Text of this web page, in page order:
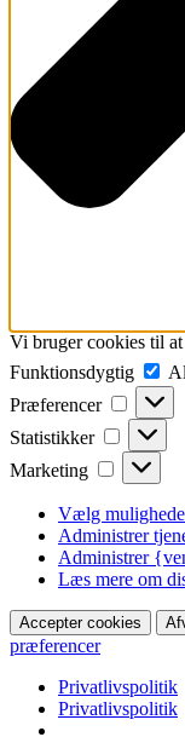
Vi bruger cookies til
Funktionsdygtig
Præferencer
Statistikker
Marketing
Vælg
Administrer
Administrer
Læs mere om
Accepter cookies
præferencer
Privatlivspolitik
Privatlivspolitik